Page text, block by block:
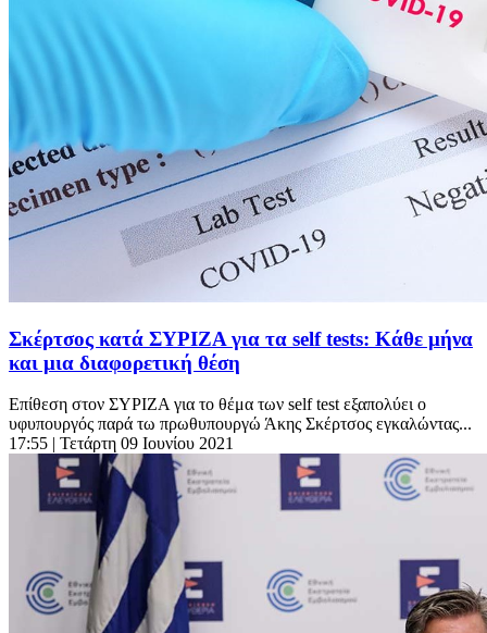
Σκέρτσος κατά ΣΥΡΙΖΑ για τα self tests: Κάθε μήνα
και μια διαφορετική θέση
Επίθεση στον ΣΥΡΙΖΑ για το θέμα των self test εξαπολύει ο
υφυπουργός παρά τω πρωθυπουργώ Άκης Σκέρτσος εγκαλώντας...
17:55 | Τετάρτη 09 Ιουνίου 2021